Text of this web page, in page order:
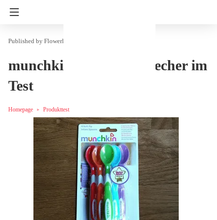
Flowerly
munchkin Löffel und Becher im
Test
Homepage Produkttest